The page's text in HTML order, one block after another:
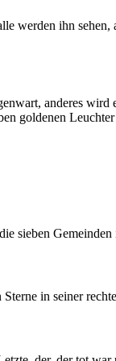
werden ihn
anderes
goldenen
sieben
in seiner